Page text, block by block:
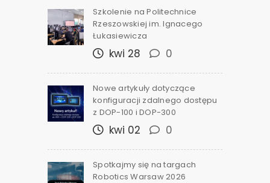
Szkolenie na Politechnice
Rzeszowskiej im. Ignacego
Łukasiewicza
kwi 28 0
Nowe artykuły dotyczące
konfiguracji zdalnego dostępu
z DOP-100 i DOP-300
kwi 02 0
Spotkajmy się na targach
Robotics Warsaw 2026